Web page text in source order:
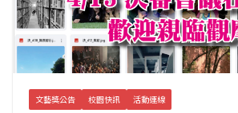
文藝獎公告 校園快訊 活動連線